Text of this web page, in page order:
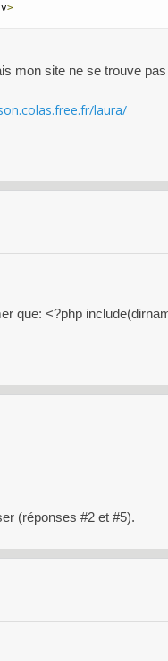
>
mon site ne se trouve
laura/
que: <?php
(réponses #2 et #5).